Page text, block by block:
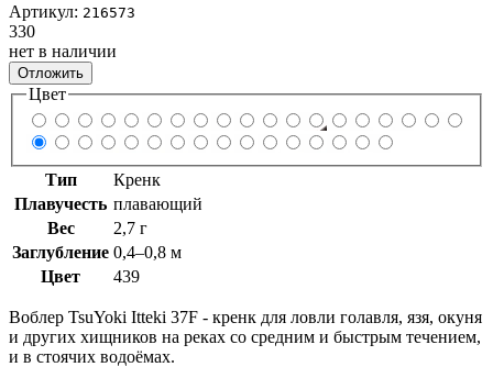
Артикул: 216573
330
нет в наличии
Отложить
Цвет
Тип
Кренк
Плавучесть плавающий
Вес
2,7 г
Заглубление 0,4–0,8 м
Цвет
439
Воблер TsuYoki Itteki 37F - кренк для ловли голавля, язя, окуня
и других хищников на реках со средним и быстрым течением,
и в стоячих водоёмах.